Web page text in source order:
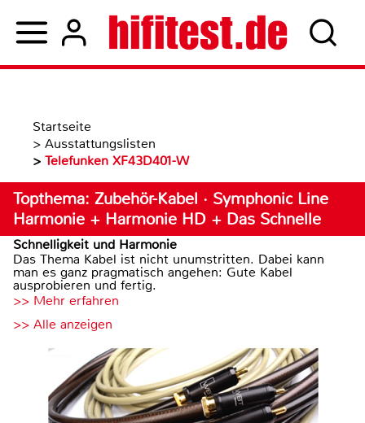
Startseite
> Ausstattungslisten
> Telefunken XF43D401-W
Topthema: Zubehör-Kabel · Symphonic Line
Harmonie + Harmonie HD + Das Schnelle
Schnelligkeit und Harmonie
Das Thema Kabel ist nicht unumstritten. Dabei kann
man es ganz pragmatisch angehen: Gute Kabel
ausprobieren und fertig.
>> Mehr erfahren
>> Alle anzeigen